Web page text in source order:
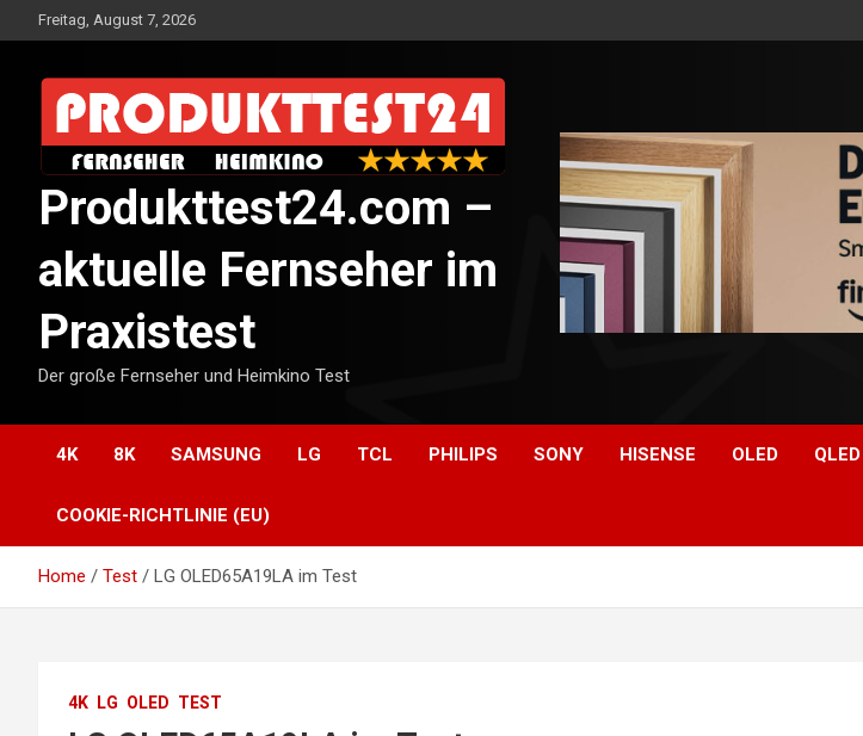
to
Freitag, August 7, 2026
Produkttest24.com –
aktuelle Fernseher im
Praxistest
Der große Fernseher und Heimkino Test
4K 8K SAMSUNG LG TCL PHILIPS SONY HISENSE OLED QLED
COOKIE-RICHTLINIE (EU)
Home Test LG OLED65A19LA im Test
4K LG OLED TEST